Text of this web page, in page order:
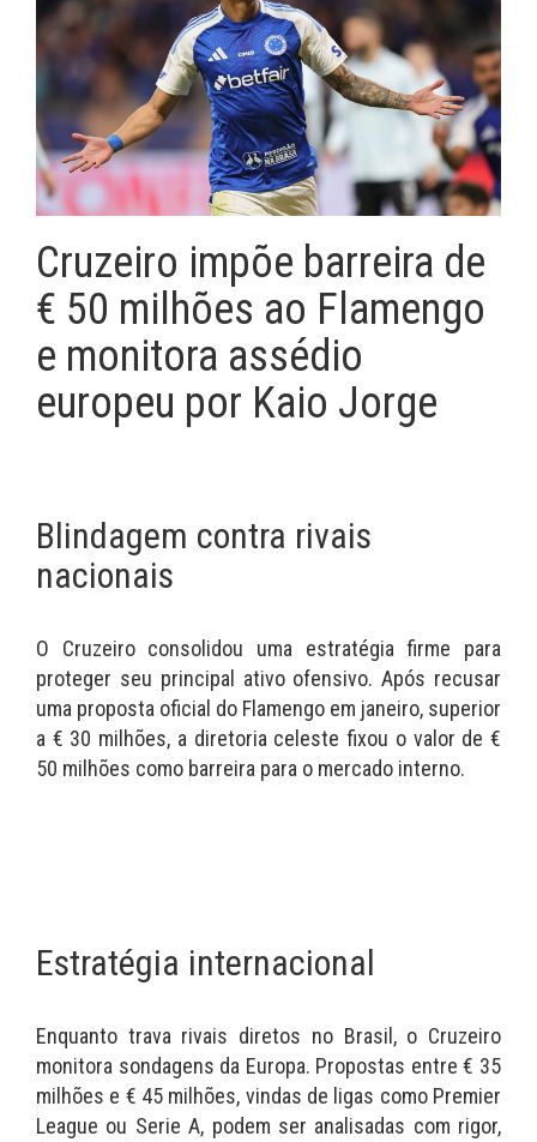
Cruzeiro impõe barreira de
€ 50 milhões ao Flamengo
e monitora assédio
europeu por Kaio Jorge
Blindagem contra rivais
nacionais
O Cruzeiro consolidou uma estratégia firme para
proteger seu principal ativo ofensivo. Após recusar
uma proposta oficial do Flamengo em janeiro, superior
a € 30 milhões, a diretoria celeste fixou o valor de €
50 milhões como barreira para o mercado interno.
Estratégia internacional
Enquanto trava rivais diretos no Brasil, o Cruzeiro
monitora sondagens da Europa. Propostas entre € 35
milhões e € 45 milhões, vindas de ligas como Premier
League ou Serie A, podem ser analisadas com rigor,